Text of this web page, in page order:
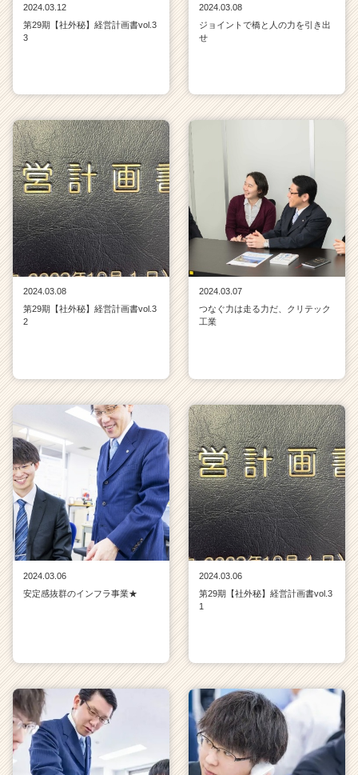
2024.03.12
第29期【社外秘】経営計画書vol.3
3
2024.03.08
ジョイントで橋と人の力を引き出
せ
2024.03.08
第29期【社外秘】経営計画書vol.3
2
2024.03.07
つなぐ力は走る力だ、クリテック
工業
2024.03.06
安定感抜群のインフラ事業★
2024.03.06
第29期【社外秘】経営計画書vol.3
1